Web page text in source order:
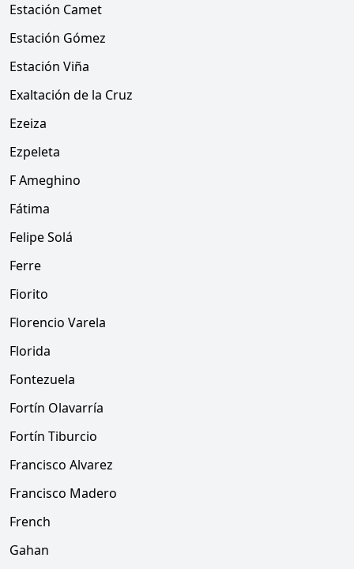
Estación Camet
Estación Gómez
Estación Viña
Exaltación de la Cruz
Ezeiza
Ezpeleta
F Ameghino
Fátima
Felipe Solá
Ferre
Fiorito
Florencio Varela
Florida
Fontezuela
Fortín Olavarría
Fortín Tiburcio
Francisco Alvarez
Francisco Madero
French
Gahan